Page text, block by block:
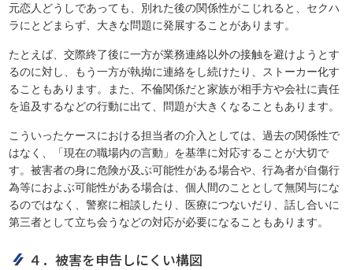
元恋人どうしであっても、別れた後の関係性がこじれると、セクハ
ラにとどまらず、大きな問題に発展することがあります。
たとえば、交際終了後に一方が業務連絡以外の接触を避けようとす
るのに対し、もう一方が執拗に連絡をし続けたり、ストーカー化す
ることもあります。また、不倫関係だと家族が相手方や会社に責任
を追及するなどの行動に出て、問題が大きくなることもあります。
こういったケースにおける担当者の介入としては、過去の関係性で
はなく、「現在の職場内の言動」を基準に対応することが大切で
す。被害者の身に危険が及ぶ可能性がある場合や、行為者が自傷行
為等におよぶ可能性がある場合は、個人間のこととして無関与にな
るのではなく、警察に相談したり、医療につないだり、話し合いに
第三者として立ち会うなどの対応が必要になることもあります。
４．被害を申告しにくい構図